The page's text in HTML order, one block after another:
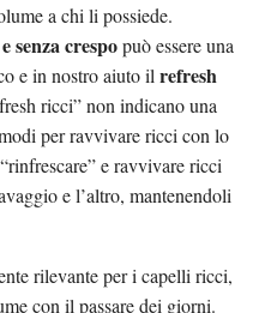
a chi li possiede.
senza crespopuò essere una
e in nostro aiuto il refresh
ricci” non indicano una
per ravvivare ricci con lo
e ravvivare ricci
e l’altro, mantenendoli
rilevante per i capelli ricci,
con il passare dei giorni.